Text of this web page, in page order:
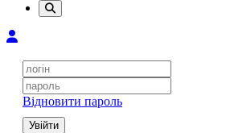
Відновити пароль
Увійти